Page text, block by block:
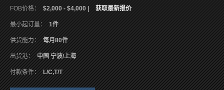
FOB价格： $2,000 - $4,000 | 获取最新报价
最小起订量： 1件
供货能力： 每月80件
出货港： 中国 宁波/上海
付款条件： L/C,T/T